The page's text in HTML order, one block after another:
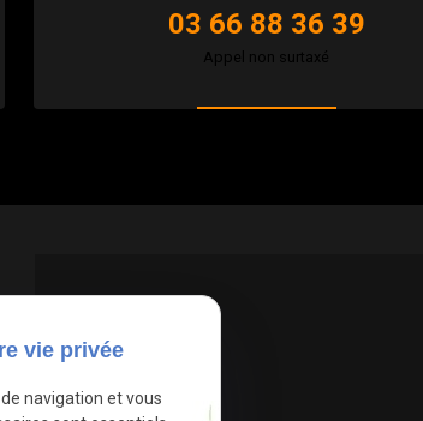
03 66 88 36 39
Appel non surtaxé
vie privée
navigation et vous